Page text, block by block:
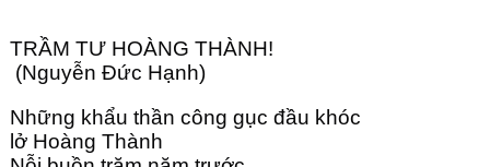
TRẦM TƯ HOÀNG THÀNH!
(Nguyễn Đức Hạnh)
Những khẩu thần công gục đầu khóc
lở Hoàng Thành